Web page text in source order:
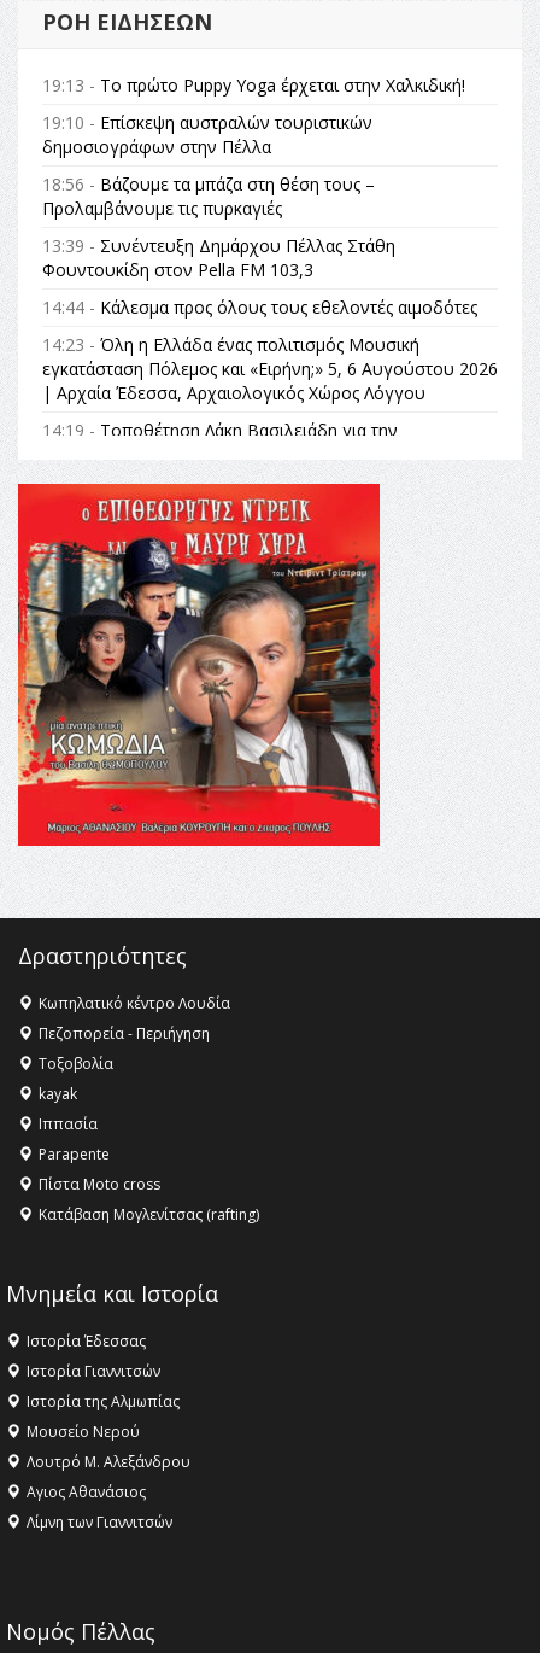
ΡΟΉ ΕΙΔΉΣΕΩΝ
19:13 - Το πρώτο Puppy Yoga έρχεται στην Χαλκιδική!
19:10 - Επίσκεψη αυστραλών τουριστικών
δημοσιογράφων στην Πέλλα
18:56 - Βάζουμε τα μπάζα στη θέση τους –
Προλαμβάνουμε τις πυρκαγιές
13:39 - Συνέντευξη Δημάρχου Πέλλας Στάθη
Φουντουκίδη στον Pella FM 103,3
14:44 - Κάλεσμα προς όλους τους εθελοντές αιμοδότες
14:23 - Όλη η Ελλάδα ένας πολιτισμός Μουσική
εγκατάσταση Πόλεμος και «Ειρήνη;» 5, 6 Αυγούστου 2026
| Αρχαία Έδεσσα, Αρχαιολογικός Χώρος Λόγγου
14:19 - Τοποθέτηση Λάκη Βασιλειάδη για την
Αναθεώρηση του Συντάγματος: «Σε τέτοιες κορυφαίες
θεσμικές διαδικασίες υπάρχει μόνο η ευθύνη απέναντι
στις επόμενες γενιές»
16:35 -
Το πρόγραμμα του ΠΑΟΚ στον δεύτερο γύρο του
Champions League!
16:27 -Όλυμπος: Εντάχθηκε στον Κατάλογο Παγκόσμιας
Κληρονομιάς της UNESCO – Ομόφωνη η απόφαση Ο
Όλυμπος αναγνωρίστηκε ως φυσικό και πολιτιστικό
αγαθό εξέχουσας οικουμενικής αξίας για την
ανθρωπότητα
16:18 -ΕΝΟΡΙΑΚΕΣ ΚΑΛΟΚΑΙΡΙΝΕΣ ΔΡΑΣΕΙΣ ΓΙΑ ΠΑΙΔΙΑ
ΣΤΗΝ ΕΔΕΣΣΑ
Δραστηριότητες
Κωπηλατικό κέντρο Λουδία
Πεζοπορεία - Περιήγηση
Τοξοβολία
kayak
Ιππασία
Parapente
Πίστα Moto cross
Κατάβαση Μογλενίτσας (rafting)
Μνημεία και Ιστορία
Ιστορία Έδεσσας
Ιστορία Γιαννιτσών
Ιστορία της Αλμωπίας
Μουσείο Νερού
Λουτρό Μ. Αλεξάνδρου
Αγιος Αθανάσιος
Λίμνη των Γιαννιτσών
Νομός Πέλλας